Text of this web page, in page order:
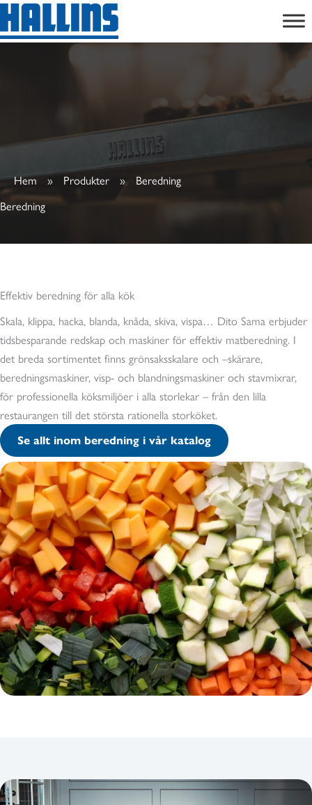
Hoppa
till
innehåll
Hem » Produkter » Beredning
Beredning
Effektiv beredning för alla kök
Skala, klippa, hacka, blanda, knåda, skiva, vispa… Dito Sama erbjuder
tidsbesparande redskap och maskiner för effektiv matberedning. I
det breda sortimentet finns grönsaksskalare och –skärare,
beredningsmaskiner, visp- och blandningsmaskiner och stavmixrar,
för professionella köksmiljöer i alla storlekar – från den lilla
restaurangen till det största rationella storköket.
Se allt inom beredning i vår katalog